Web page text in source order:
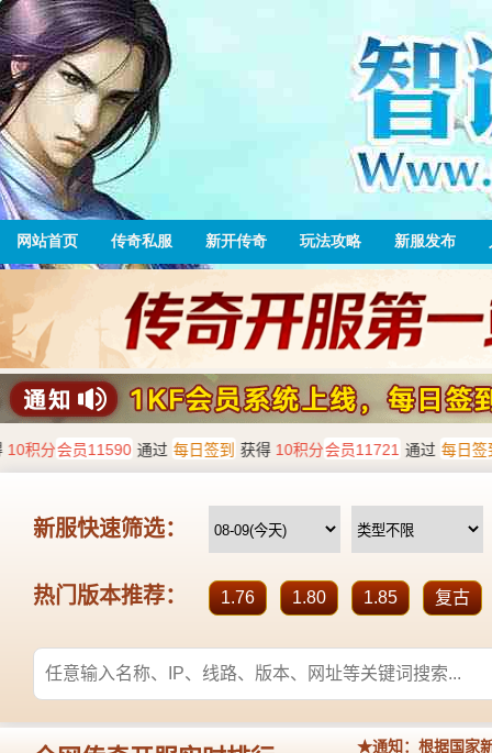
网站首页 传奇私服 新开传奇 玩法攻略 新服发布